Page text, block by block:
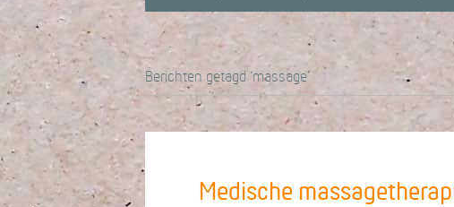
Berichten getagd ‘massage’
Medische